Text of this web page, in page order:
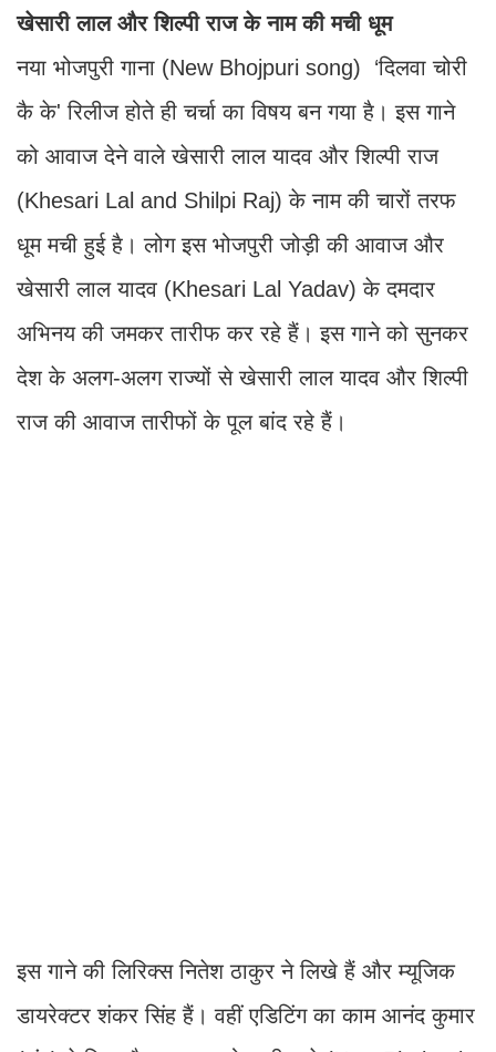
खेसारी लाल और शिल्पी राज के नाम की मची धूम
नया भोजपुरी गाना (New Bhojpuri song) ‘दिलवा चोरी
कै के' रिलीज होते ही चर्चा का विषय बन गया है। इस गाने
को आवाज देने वाले खेसारी लाल यादव और शिल्पी राज
(Khesari Lal and Shilpi Raj) के नाम की चारों तरफ
धूम मची हुई है। लोग इस भोजपुरी जोड़ी की आवाज और
खेसारी लाल यादव (Khesari Lal Yadav) के दमदार
अभिनय की जमकर तारीफ कर रहे हैं। इस गाने को सुनकर
देश के अलग-अलग राज्यों से खेसारी लाल यादव और शिल्पी
राज की आवाज तारीफों के पूल बांद रहे हैं।
इस गाने की लिरिक्स नितेश ठाकुर ने लिखे हैं और म्यूजिक
डायरेक्टर शंकर सिंह हैं। वहीं एडिटिंग का काम आनंद कुमार